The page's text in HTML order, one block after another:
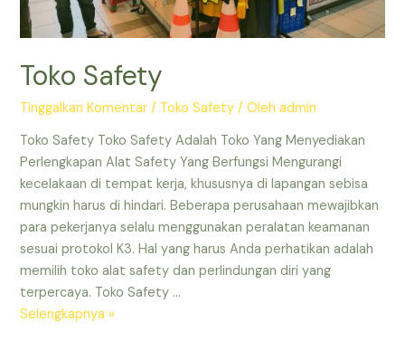
Toko Safety
Tinggalkan Komentar / Toko Safety / Olehadmin
Toko Safety Toko Safety Adalah Toko Yang Menyediakan
Perlengkapan Alat Safety Yang Berfungsi Mengurangi
kecelakaan di tempat kerja, khususnya di lapangan sebisa
mungkin harus di hindari. Beberapa perusahaan mewajibkan
para pekerjanya selalu menggunakan peralatan keamanan
sesuai protokol K3. Hal yang harus Anda perhatikan adalah
memilih toko alat safety dan perlindungan diri yang
terpercaya. Toko Safety …
Toko
Selengkapnya »